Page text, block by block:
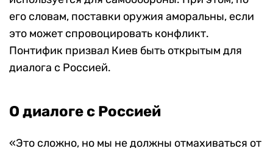
его словам, поставки оружия аморальны, если
это может спровоцировать конфликт.
Понтифик призвал Киев быть открытым для
диалога с Россией.
О диалоге с Россией
«Это сложно, но мы не должны отмахиваться от